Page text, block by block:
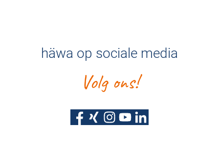
häwa op sociale media
Volg ons!